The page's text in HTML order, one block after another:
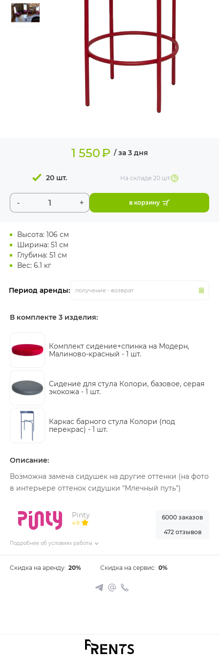
ИЗДЕЛИЯ ДЛЯ
КОМФОРТА
Высота: 106 см
Ширина: 51 см
Глубина: 51 см
Вес: 6.1 кг
Период аренды: получение - возврат
1 550₽ / за 3 дня
- +
20 шт. На складе 20 шт
в корзину
В комплекте 3 изделия:
Комплект сидение+спинка на Модерн,
Малиново-красный - 1 шт.
Сидение для стула Колори, базовое, серая
экокожа - 1 шт.
Каркас барного стула Колори (под
перекрас) - 1 шт.
Описание:
Возможна замена сидушек на другие оттенки (на фото
в интерьере оттенок сидушки "Млечный путь")
Pinty
4.9
Подробнее об условиях работы
6000 заказов
472 отзывов
Скидка на аренду: 20% Скидка на сервис: 0%